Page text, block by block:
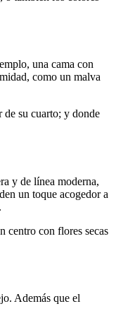
una cama con
como un malva
de su cuarto; y donde
y de línea moderna,
un toque acogedor a
centro con flores secas
Además que el